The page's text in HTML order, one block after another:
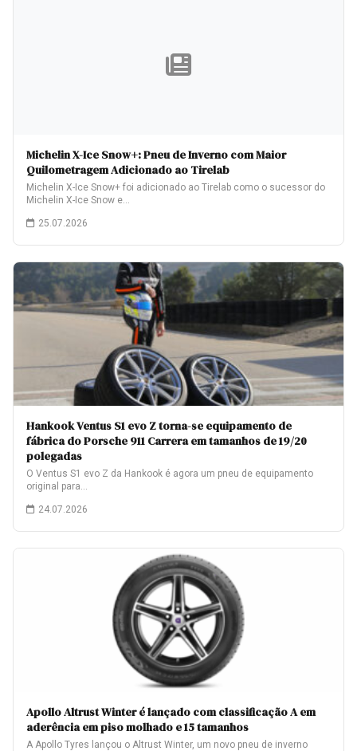
Michelin X-Ice Snow+: Pneu de Inverno com Maior
Quilometragem Adicionado ao Tirelab
Michelin X-Ice Snow+ foi adicionado ao Tirelab como o sucessor do
Michelin X-Ice Snow e…
25.07.2026
Hankook Ventus S1 evo Z torna-se equipamento de
fábrica do Porsche 911 Carrera em tamanhos de 19/20
polegadas
O Ventus S1 evo Z da Hankook é agora um pneu de equipamento
original para…
24.07.2026
Apollo Altrust Winter é lançado com classificação A em
aderência em piso molhado e 15 tamanhos
A Apollo Tyres lançou o Altrust Winter, um novo pneu de inverno